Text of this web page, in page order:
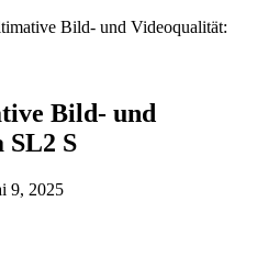
Bild- und Videoqualität:
Bild- und
SL2 S
9, 2025